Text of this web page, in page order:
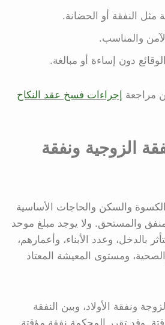
مثل النفقة أو الحضانة.
والمناسب.
دون إساءة أو مبالغة.
مراجعة
إجراءات فسخ عقد النكاح
الزوجية ونفقة
والسكن والحاجات الأساسية
والمستحق. ولا يوجد مبلغ موحد
بالدخل، وعدد الأبناء، وأعمارهم،
ومستوى المعيشة المعتاد
ونفقة الأولاد، وبين النفقة
وقد تقرر المحكمة نفقة مؤقتة